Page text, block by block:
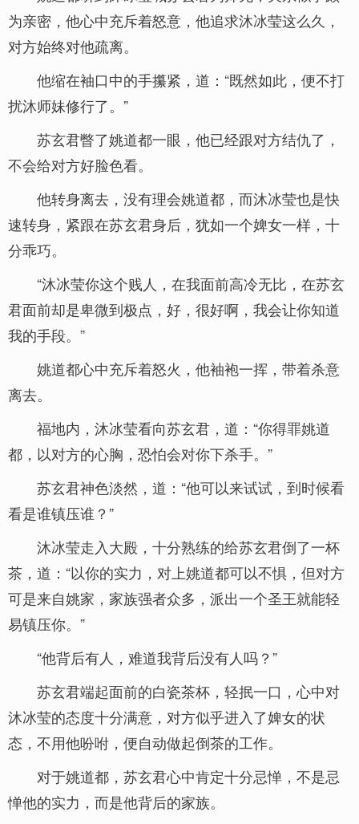
为亲密，他心中充斥着怒意，他追求沐冰莹这么久，
对方始终对他疏离。
他缩在袖口中的手攥紧，道：“既然如此，便不打
扰沐师妹修行了。”
苏玄君瞥了姚道都一眼，他已经跟对方结仇了，
不会给对方好脸色看。
他转身离去，没有理会姚道都，而沐冰莹也是快
速转身，紧跟在苏玄君身后，犹如一个婢女一样，十
分乖巧。
“沐冰莹你这个贱人，在我面前高冷无比，在苏玄
君面前却是卑微到极点，好，很好啊，我会让你知道
我的手段。”
姚道都心中充斥着怒火，他袖袍一挥，带着杀意
离去。
福地内，沐冰莹看向苏玄君，道：“你得罪姚道
都，以对方的心胸，恐怕会对你下杀手。”
苏玄君神色淡然，道：“他可以来试试，到时候看
看是谁镇压谁？”
沐冰莹走入大殿，十分熟练的给苏玄君倒了一杯
茶，道：“以你的实力，对上姚道都可以不惧，但对方
可是来自姚家，家族强者众多，派出一个圣王就能轻
易镇压你。”
“他背后有人，难道我背后没有人吗？”
苏玄君端起面前的白瓷茶杯，轻抿一口，心中对
沐冰莹的态度十分满意，对方似乎进入了婢女的状
态，不用他吩咐，便自动做起倒茶的工作。
对于姚道都，苏玄君心中肯定十分忌惮，不是忌
惮他的实力，而是他背后的家族。